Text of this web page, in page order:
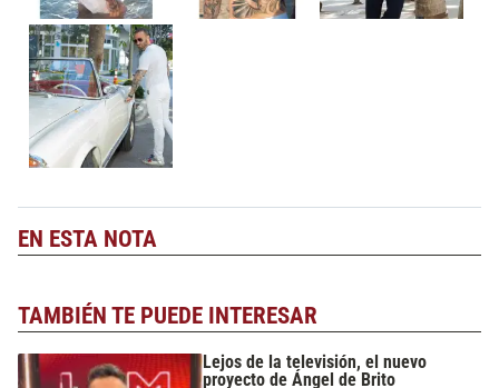
EN ESTA NOTA
TAMBIÉN TE PUEDE INTERESAR
Lejos de la televisión, el nuevo
proyecto de Ángel de Brito